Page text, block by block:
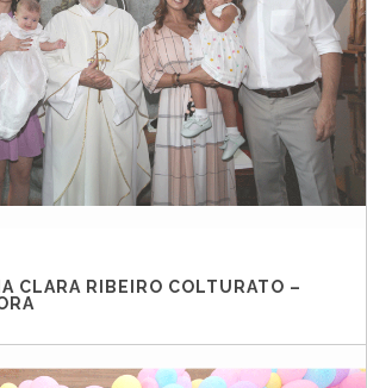
CLARA RIBEIRO COLTURATO –